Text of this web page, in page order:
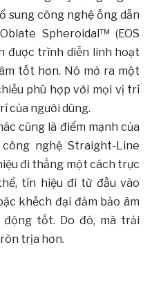
sung công nghệ ống dẫn
Spheroidal™ (EOS
được trình diễn linh hoạt
tốt hơn. Nó mở ra một
phù hợp với mọi vị trí
của người dùng.
cũng là điểm mạnh của
nghệ Straight-Line
đi thẳng một cách trực
tín hiệu đi từ đầu vào
khếch đại đảm bảo âm
tốt. Do đó, mà trải
trịa hơn.